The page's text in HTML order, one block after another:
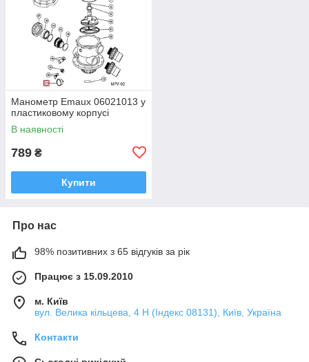
Манометр Emaux 06021013 у
пластиковому корпусі
В наявності
789 ₴
Купити
Про нас
98% позитивних з 65 відгуків за рік
Працює з 15.09.2010
м. Київ
вул. Велика кільцева, 4 Н (Індекс 08131), Київ, Україна
Контакти